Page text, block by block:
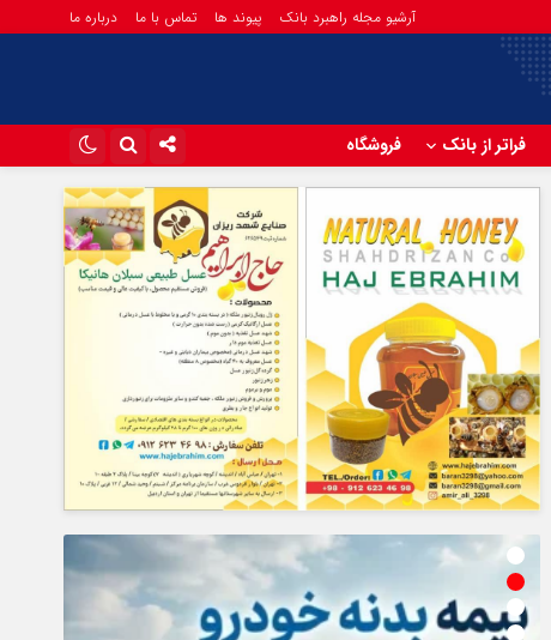
آرشیو مجله راهبرد بانک پیوند ها تماس با ما درباره ما
فراتر از بانک فروشگاه
اینستاگرام
تلگرام
آپارات